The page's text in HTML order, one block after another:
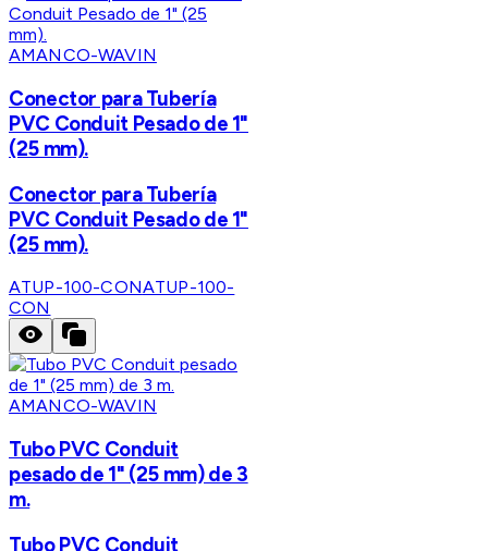
AMANCO-WAVIN
Conector para Tubería
PVC Conduit Pesado de 1"
(25 mm).
Conector para Tubería
PVC Conduit Pesado de 1"
(25 mm).
ATUP-100-CONATUP-100-
CON
AMANCO-WAVIN
Tubo PVC Conduit
pesado de 1" (25 mm) de 3
m.
Tubo PVC Conduit